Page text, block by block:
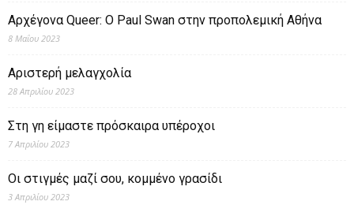
Αρχέγονα Queer: O Paul Swan στην προπολεμική Αθήνα
8 Μαΐου 2023
Αριστερή μελαγχολία
28 Απριλίου 2023
Στη γη είμαστε πρόσκαιρα υπέροχοι
7 Απριλίου 2023
Οι στιγμές μαζί σου, κομμένο γρασίδι
3 Απριλίου 2023